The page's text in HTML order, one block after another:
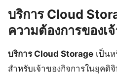
บริการ Cloud
ความต้องการของเ
บริการ Cloud Storage เป็น
สำหรับเจ้าของกิจการในยุคดิ